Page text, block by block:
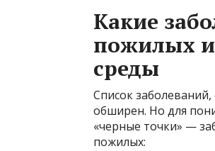
Какие
пожилых
среды
Список
обширен. Но для
«черные точки» —
пожилых: